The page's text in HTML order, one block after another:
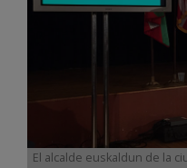
El alcalde euskaldun de la